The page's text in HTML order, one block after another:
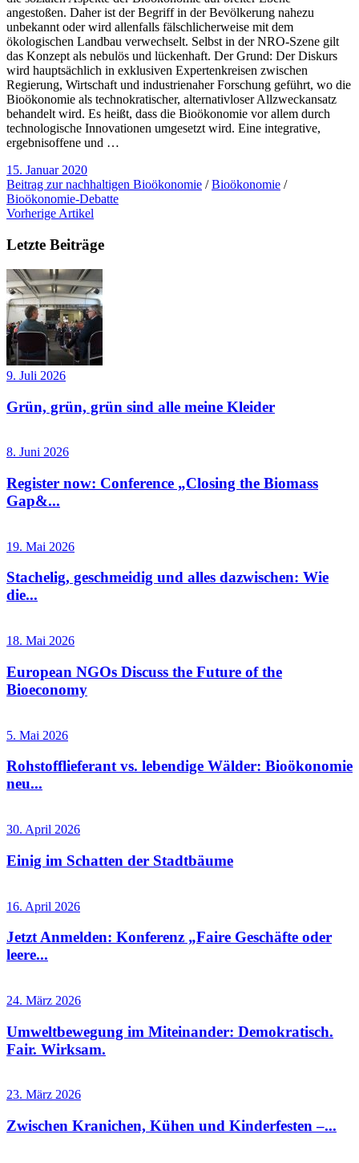
angestoßen. Daher ist der Begriff in der Bevölkerung nahezu
unbekannt oder wird allenfalls fälschlicherweise mit dem
ökologischen Landbau verwechselt. Selbst in der NRO-Szene gilt
das Konzept als nebulös und lückenhaft. Der Grund: Der Diskurs
wird hauptsächlich in exklusiven Expertenkreisen zwischen
Regierung, Wirtschaft und industrienaher Forschung geführt, wo die
Bioökonomie als technokratischer, alternativloser Allzweckansatz
behandelt wird. Es heißt, dass die Bioökonomie vor allem durch
technologische Innovationen umgesetzt wird. Eine integrative,
ergebnisoffene und …
15. Januar 2020
Beitrag zur nachhaltigen Bioökonomie /Bioökonomie /
Bioökonomie-Debatte
Vorherige Artikel
Letzte Beiträge
9. Juli 2026
Grün, grün, grün sind alle meine Kleider
8. Juni 2026
Register now: Conference „Closing the Biomass
Gap&...
19. Mai 2026
Stachelig, geschmeidig und alles dazwischen: Wie
die...
18. Mai 2026
European NGOs Discuss the Future of the
Bioeconomy
5. Mai 2026
Rohstofflieferant vs. lebendige Wälder: Bioökonomie
neu...
30. April 2026
Einig im Schatten der Stadtbäume
16. April 2026
Jetzt Anmelden: Konferenz „Faire Geschäfte oder
leere...
24. März 2026
Umweltbewegung im Miteinander: Demokratisch.
Fair. Wirksam.
23. März 2026
Zwischen Kranichen, Kühen und Kinderfesten –...